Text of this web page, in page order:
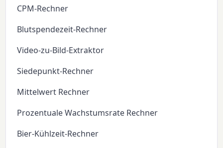
CPM-Rechner
Blutspendezeit-Rechner
Video-zu-Bild-Extraktor
Siedepunkt-Rechner
Mittelwert Rechner
Prozentuale Wachstumsrate Rechner
Bier-Kühlzeit-Rechner